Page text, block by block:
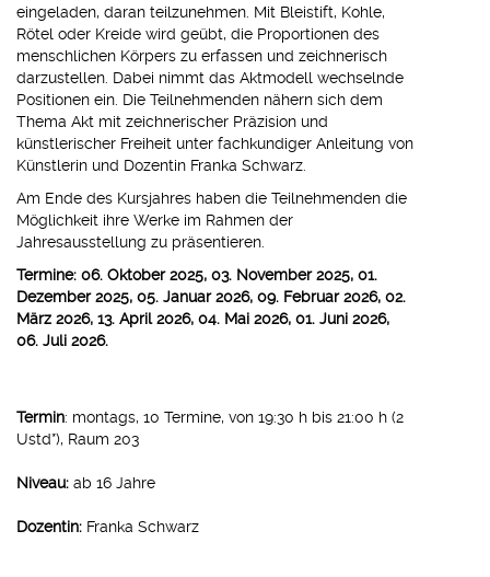
eingeladen, daran teilzunehmen. Mit Bleistift, Kohle,
Rötel oder Kreide wird geübt, die Proportionen des
menschlichen Körpers zu erfassen und zeichnerisch
darzustellen. Dabei nimmt das Aktmodell wechselnde
Positionen ein. Die Teilnehmenden nähern sich dem
Thema Akt mit zeichnerischer Präzision und
künstlerischer Freiheit unter fachkundiger Anleitung von
Künstlerin und Dozentin Franka Schwarz.
Am Ende des Kursjahres haben die Teilnehmenden die
Möglichkeit ihre Werke im Rahmen der
Jahresausstellung zu präsentieren.
Termine: 06. Oktober 2025, 03. November 2025, 01.
Dezember 2025, 05. Januar 2026, 09. Februar 2026, 02.
März 2026, 13. April 2026, 04. Mai 2026, 01. Juni 2026,
06. Juli 2026.
Termin: montags, 10 Termine, von 19:30 h bis 21:00 h (2
Ustd*), Raum 203
Niveau: ab 16 Jahre
Dozentin: Franka Schwarz